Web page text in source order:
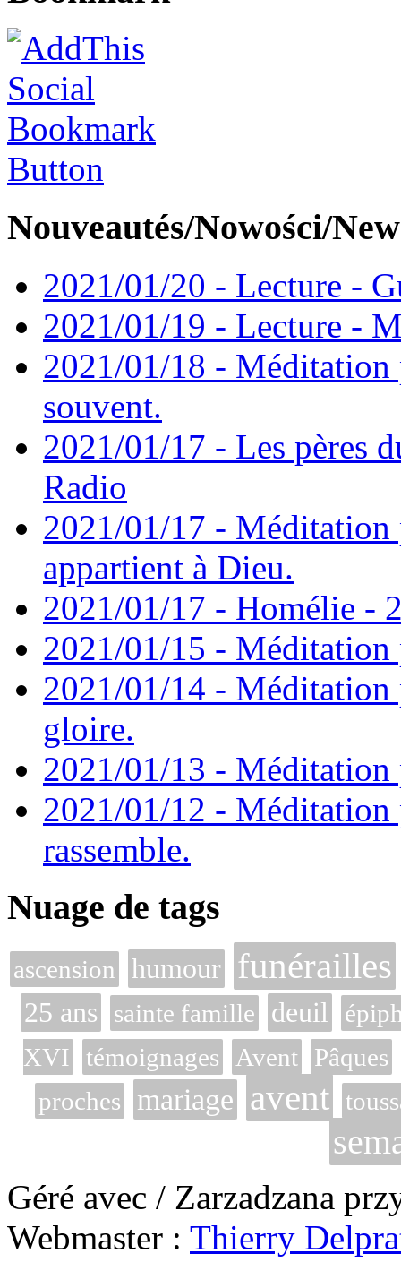
Nouveautés/Nowości/
2021/01/20 - Lecture -
2021/01/19 - Lecture -
2021/01/18 - Méditation
souvent.
2021/01/17 - Les pères
Radio
2021/01/17 - Méditation
appartient à Dieu.
2021/01/17 - Homélie -
2021/01/15 - Méditation
2021/01/14 - Méditation
gloire.
2021/01/13 - Méditation
2021/01/12 - Méditation
rassemble.
Nuage de tags
ascension humour funérailles
25 ans sainte famille deuil
XVI témoignages Avent Pâques
proches
mariage avent
Géré avec / Zarzadzana
Webmaster : Thierry